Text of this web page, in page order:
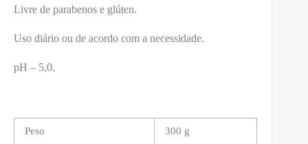
Livre de parabenos e glúten.
Uso diário ou de acordo com a necessidade.
pH – 5,0.
Peso 300 g